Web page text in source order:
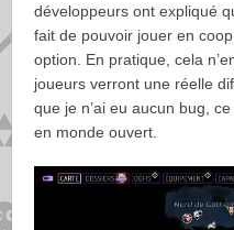
développeurs ont expliqué
fait de pouvoir jouer en
option. En pratique, cela
joueurs verront une réelle
que je n’ai eu aucun bug,
en monde ouvert.